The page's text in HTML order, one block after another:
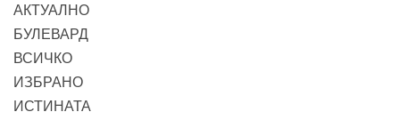
АКТУАЛНО
БУЛЕВАРД
ВСИЧКО
ИЗБРАНО
ИСТИНАТА